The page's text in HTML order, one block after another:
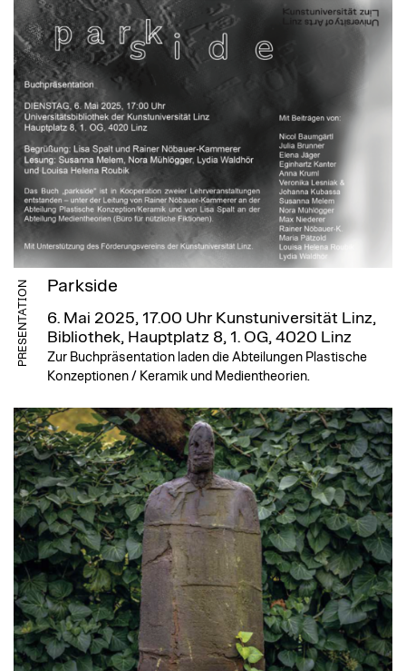
PRESENTATION Parkside
6. Mai 2025, 17.00 Uhr Kunstuniversität Linz,
Bibliothek, Hauptplatz 8, 1. OG, 4020 Linz
Zur Buchpräsentation laden die Abteilungen Plastische
Konzeptionen / Keramik und Medientheorien.